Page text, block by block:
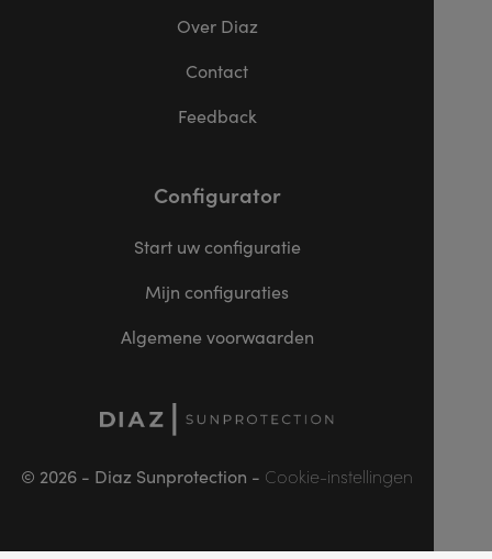
Over Diaz
Contact
Feedback
Configurator
Start uw configuratie
Mijn configuraties
Algemene voorwaarden
© 2026 - Diaz Sunprotection - Cookie-instellingen